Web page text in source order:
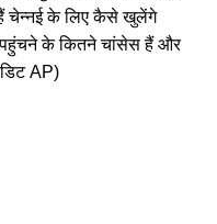
चेन्नई के लिए कैसे खुलेंगे
के कितने चांसेस हैं और
AP)